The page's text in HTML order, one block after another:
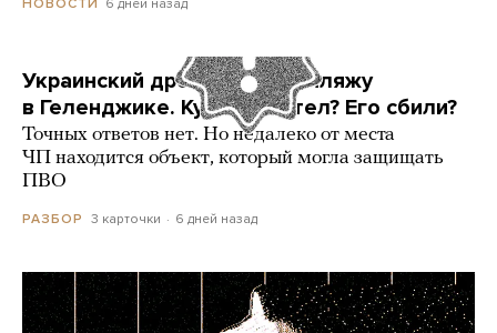
Украинский дрон попал по пляжу
в Геленджике. Куда он летел? Его сбили?
Точных ответов нет. Но недалеко от места
ЧП находится объект, который могла защищать
ПВО
РАЗБОР 3 карточки 6 дней назад